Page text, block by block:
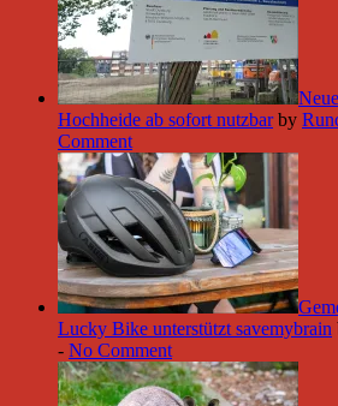
Hochheide ab sofort nutzbar by
Comment
Lucky Bike unterstützt savemybrain
- No Comment